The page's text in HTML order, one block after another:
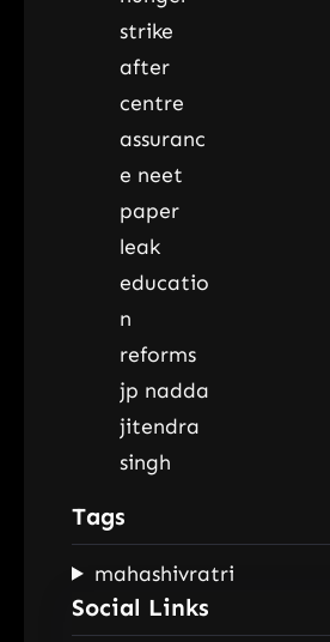
Tags
mahashivratri
Social Links